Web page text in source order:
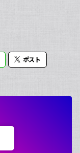
ポスト